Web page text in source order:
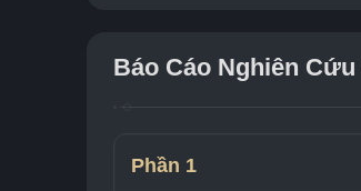
Báo Cáo Nghiên
Phần 1